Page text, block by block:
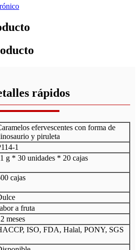
rápidos
efervescentes con forma de
y piruleta
1
g * 30 unidades * 20 cajas
cajas
a fruta
meses
ISO, FDA, Halal, PONY, SGS